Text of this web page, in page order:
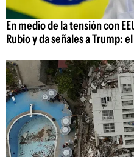
En medio de la tensión con
Rubio y da señales a Trump: